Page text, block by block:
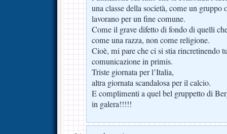
una classe della società, come un gruppo
lavorano per un fine comune.
Come il grave difetto di fondo di quelli
come una razza, non come religione.
Cioè, mi pare che ci si stia rincretinendo
comunicazione in primis.
Triste giornata per l’Italia,
altra giornata scandalosa per il calcio.
E complimenti a quel bel gruppetto di
in galera!!!!!